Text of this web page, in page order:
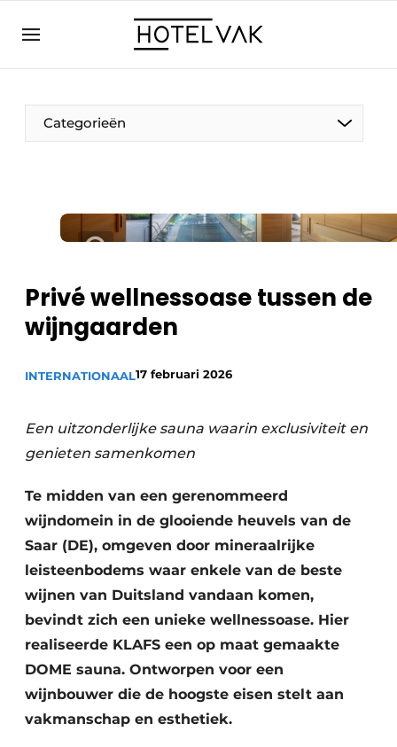
EN
BE
EN
FR
Categorieën
Hoteltech
Personeel & Opleiding
Wellness & Comfort
Privé wellnessoase tussen de
wijngaarden
INTERNATIONAAL17 februari 2026
Een uitzonderlijke sauna waarin exclusiviteit en
genieten samenkomen
Te midden van een gerenommeerd
wijndomein in de glooiende heuvels van de
Saar (DE), omgeven door mineraalrijke
leisteenbodems waar enkele van de beste
wijnen van Duitsland vandaan komen,
bevindt zich een unieke wellnessoase. Hier
realiseerde KLAFS een op maat gemaakte
DOME sauna. Ontworpen voor een
wijnbouwer die de hoogste eisen stelt aan
vakmanschap en esthetiek.